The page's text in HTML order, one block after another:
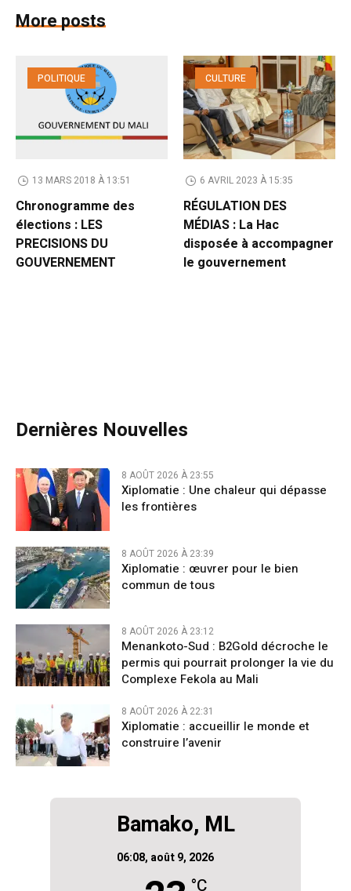
More posts
POLITIQUE
13 MARS 2018 À 13:51
Chronogramme des
élections : LES
PRECISIONS DU
GOUVERNEMENT
CULTURE
6 AVRIL 2023 À 15:35
RÉGULATION DES
MÉDIAS : La Hac
disposée à accompagner
le gouvernement
Dernières Nouvelles
8 AOÛT 2026 À 23:55
Xiplomatie : Une chaleur qui dépasse
les frontières
8 AOÛT 2026 À 23:39
Xiplomatie : œuvrer pour le bien
commun de tous
8 AOÛT 2026 À 23:12
Menankoto-Sud : B2Gold décroche le
permis qui pourrait prolonger la vie du
Complexe Fekola au Mali
8 AOÛT 2026 À 22:31
Xiplomatie : accueillir le monde et
construire l’avenir
Bamako, ML
06:08, août 9, 2026
°C